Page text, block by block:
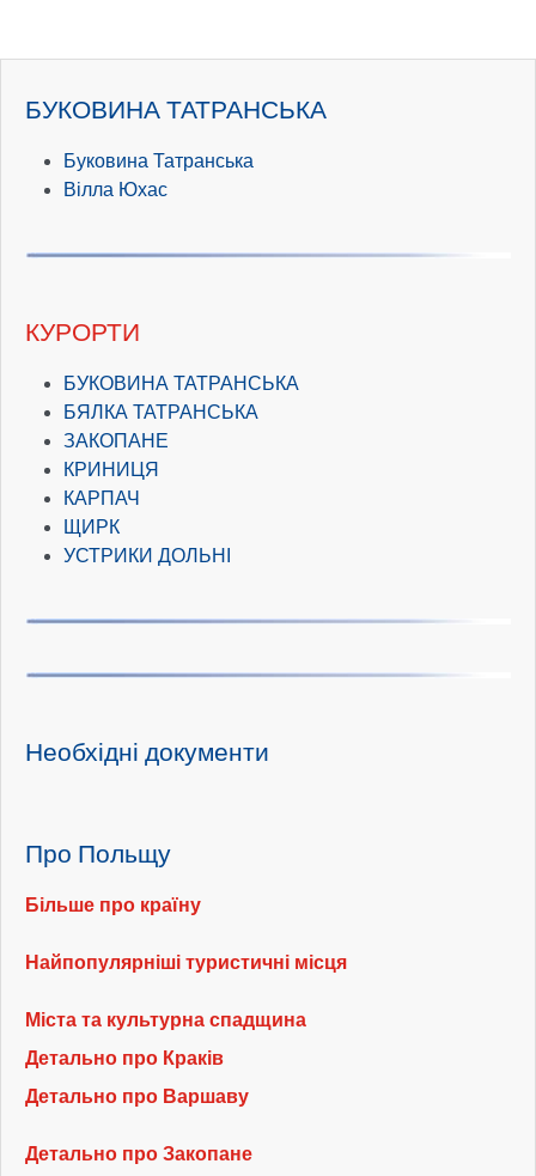
БУКОВИНА ТАТРАНСЬКА
Буковина Татранська
Вілла Юхас
КУРОРТИ
БУКОВИНА ТАТРАНСЬКА
БЯЛКА ТАТРАНСЬКА
ЗАКОПАНЕ
КРИНИЦЯ
КАРПАЧ
ЩИРК
УСТРИКИ ДОЛЬНІ
Необхідні документи
Про Польщу
Більше про країну
Найпопулярніші туристичні місця
Міста та культурна спадщина
Детально про Краків
Детально про Варшаву
Детально про Закопане